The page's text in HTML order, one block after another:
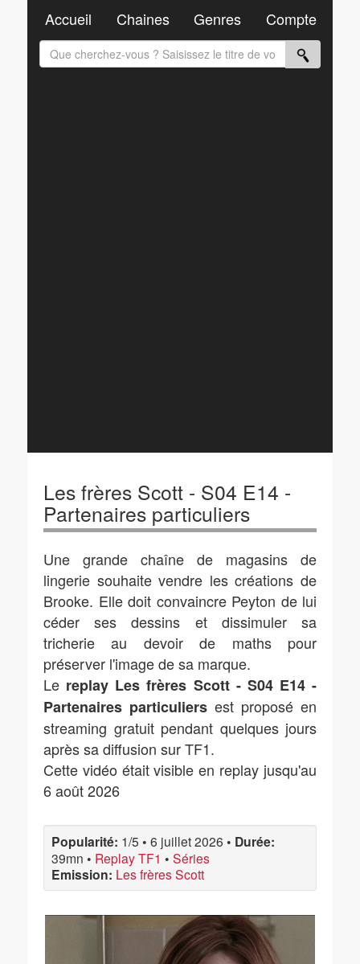
Les frères Scott - S04 E14 -
Partenaires particuliers
Une grande chaîne de magasins de
lingerie souhaite vendre les créations de
Brooke. Elle doit convaincre Peyton de lui
céder ses dessins et dissimuler sa
tricherie au devoir de maths pour
préserver l'image de sa marque.
Le replay Les frères Scott - S04 E14 -
Partenaires particuliers est proposé en
streaming gratuit pendant quelques jours
après sa diffusion sur TF1.
Cette vidéo était visible en replay jusqu'au
6 août 2026
Popularité: 1/5 • 6 juillet 2026 • Durée:
39mn • Replay TF1 • Séries
Emission: Les frères Scott
Accueil Chaines Genres Compte